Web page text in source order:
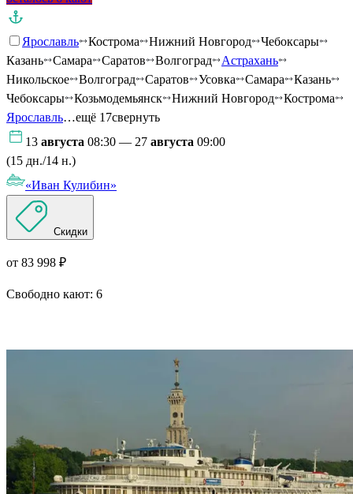
Ярославль Кострома Нижний Новгород
Чебоксары
Казань
Самара Саратов Волгоград
Астрахань
Никольское
Волгоград Саратов Усовка Самара
Казань
Чебоксары
Козьмодемьянск Нижний Новгород
Кострома
Ярославль…ещё 17свернуть
13 августа 08:30 — 27 августа 09:00
(15 дн./14 н.)
«Иван Кулибин»
Скидки
от 83 998 ₽
Свободно кают: 6